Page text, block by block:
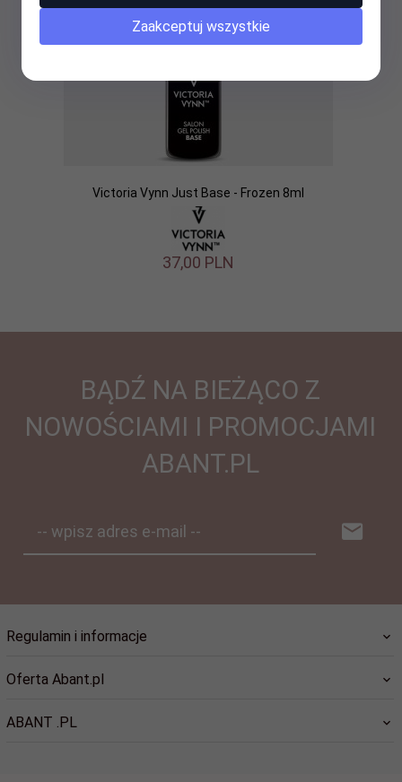
Victoria Vynn Just Base - Frozen 8ml
37,00 PLN
BĄDŹ NA BIEŻĄCO Z
NOWOŚCIAMI I PROMOCJAMI
ABANT.PL
-- wpisz adres e-mail --
Regulamin i informacje
Oferta Abant.pl
ABANT .PL
Zaakceptuj wszystkie